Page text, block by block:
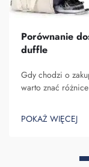
Porównanie
duffle
Gdy chodzi o
warto znać
wytwarzają.
chcących q...
POKAŻ WIĘCEJ